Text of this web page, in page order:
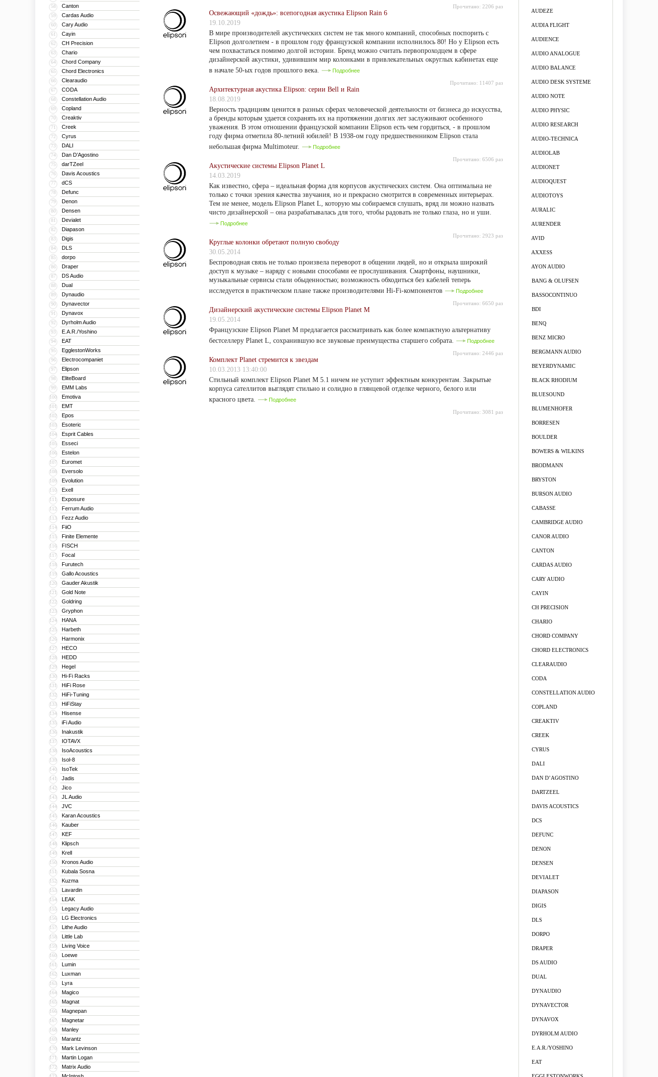
58 Canton
59 Cardas Audio
60 Cary Audio
61 Cayin
62 CH Precision
63 Chario
64 Chord Company
65 Chord Electronics
66 Clearaudio
67 CODA
68 Constellation Audio
69 Copland
70 Creaktiv
71 Creek
72 Cyrus
73 DALI
74 Dan D’Agostino
75 darTZeel
76 Davis Acoustics
77 dCS
78 Defunc
79 Denon
80 Densen
81 Devialet
82 Diapason
83 Digis
84 DLS
85 dorpo
86 Draper
87 DS Audio
88 Dual
89 Dynaudio
90 Dynavector
91 Dynavox
92 Dyrholm Audio
93 E.A.R./Yoshino
94 EAT
95 EgglestonWorks
96 Electrocompaniet
97 Elipson
98 EliteBoard
99 EMM Labs
100 Emotiva
101 EMT
102 Epos
103 Esoteric
104 Esprit Cables
105 Esseci
106 Estelon
107 Euromet
108 Eversolo
109 Evolution
110 Exell
111 Exposure
112 Ferrum Audio
113 Fezz Audio
114 FiiO
115 Finite Elemente
116 FISCH
117 Focal
118 Furutech
119 Gallo Acoustics
120 Gauder Akustik
121 Gold Note
122 Goldring
123 Gryphon
124 HANA
125 Harbeth
126 Harmonix
127 HECO
128 HEDD
129 Hegel
130 Hi-Fi Racks
131 HiFi Rose
132 HiFi-Tuning
133 HiFiStay
134 Hisense
135 iFi Audio
136 Inakustik
137 IOTAVX
138 IsoAcoustics
139 Isol-8
140 IsoTek
141 Jadis
142 Jico
143 JL Audio
144 JVC
145 Karan Acoustics
146 Kauber
147 KEF
148 Klipsch
149 Krell
150 Kronos Audio
151 Kubala Sosna
152 Kuzma
153 Lavardin
154 LEAK
155 Legacy Audio
156 LG Electronics
157 Lithe Audio
158 Little Lab
159 Living Voice
160 Loewe
161 Lumin
162 Luxman
163 Lyra
164 Magico
165 Magnat
166 Magnepan
167 Magnetar
168 Manley
169 Marantz
170 Mark Levinson
171 Martin Logan
172 Matrix Audio
Прочитано: 2206 раз
Освежающий «дождь»: всепогодная акустика Elipson Rain 6
19.10.2019
В мире производителей акустических систем не так много компаний, способных поспорить с
Elipson долголетием - в прошлом году французской компании исполнилось 80! Но у Elipson есть
чем похвастаться помимо долгой истории. Бренд можно считать первопроходцем в сфере
дизайнерской акустики, удивившим мир колонками в привлекательных округлых кабинетах еще
в начале 50-ых годов прошлого века.
Подробнее
Прочитано: 11407 раз
Архитектурная акустика Elipson: серии Bell и Rain
18.08.2019
Верность традициям ценится в разных сферах человеческой деятельности от бизнеса до искусства,
а бренды которым удается сохранять их на протяжении долгих лет заслуживают особенного
уважения. В этом отношении французской компании Elipson есть чем гордиться, - в прошлом
году фирма отметила 80-летний юбилей! В 1938-ом году предшественником Elipson стала
небольшая фирма Multimoteur.
Подробнее
Прочитано: 6506 раз
Акустические системы Elipson Planet L
14.03.2019
Как известно, сфера – идеальная форма для корпусов акустических систем. Она оптимальна не
только с точки зрения качества звучания, но и прекрасно смотрится в современных интерьерах.
Тем не менее, модель Elipson Planet L, которую мы собираемся слушать, вряд ли можно назвать
чисто дизайнерской – она разрабатывалась для того, чтобы радовать не только глаза, но и уши.
Подробнее
Прочитано: 2923 раз
Круглые колонки обретают полную свободу
30.05.2014
Беспроводная связь не только произвела переворот в общении людей, но и открыла широкий
доступ к музыке – наряду с новыми способами ее прослушивания. Смартфоны, наушники,
музыкальные сервисы стали обыденностью; возможность обходиться без кабелей теперь
исследуется в практическом плане также производителями Hi-Fi-компонентов
Подробнее
Прочитано: 6650 раз
Дизайнерский акустические системы Elipson Planet M
19.05.2014
Французские Elipson Planet M предлагается рассматривать как более компактную альтернативу
бестселлеру Planet L, сохранившую все звуковые преимущества старшего собрата.
Подробнее
Прочитано: 2446 раз
Комплект Planet стремится к звездам
10.03.2013 13:40:00
Стильный комплект Elipson Planet М 5.1 ничем не уступит эффектным конкурентам. Закрытые
корпуса сателлитов выглядят стильно и солидно в глянцевой отделке черного, белого или
красного цвета.
Подробнее
Прочитано: 3081 раз
AUDEZE
AUDIA FLIGHT
AUDIENCE
AUDIO ANALOGUE
AUDIO BALANCE
AUDIO DESK SYSTEME
AUDIO NOTE
AUDIO PHYSIC
AUDIO RESEARCH
AUDIO-TECHNICA
AUDIOLAB
AUDIONET
AUDIOQUEST
AUDIOTOYS
AURALIC
AURENDER
AVID
AXXESS
AYON AUDIO
BANG & OLUFSEN
BASSOCONTINUO
BDI
BENQ
BENZ MICRO
BERGMANN AUDIO
BEYERDYNAMIC
BLACK RHODIUM
BLUESOUND
BLUMENHOFER
BORRESEN
BOULDER
BOWERS & WILKINS
BRODMANN
BRYSTON
BURSON AUDIO
CABASSE
CAMBRIDGE AUDIO
CANOR AUDIO
CANTON
CARDAS AUDIO
CARY AUDIO
CAYIN
CH PRECISION
CHARIO
CHORD COMPANY
CHORD ELECTRONICS
CLEARAUDIO
CODA
CONSTELLATION AUDIO
COPLAND
CREAKTIV
CREEK
CYRUS
DALI
DAN D’AGOSTINO
DARTZEEL
DAVIS ACOUSTICS
DCS
DEFUNC
DENON
DENSEN
DEVIALET
DIAPASON
DIGIS
DLS
DORPO
DRAPER
DS AUDIO
DUAL
DYNAUDIO
DYNAVECTOR
DYNAVOX
DYRHOLM AUDIO
E.A.R./YOSHINO
EAT